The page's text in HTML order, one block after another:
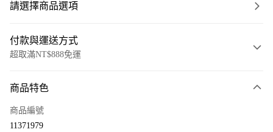
請選擇商品選項
付款與運送方式
超取滿NT$888免運
信用卡一次付款
商品特色
商品編號
11371979